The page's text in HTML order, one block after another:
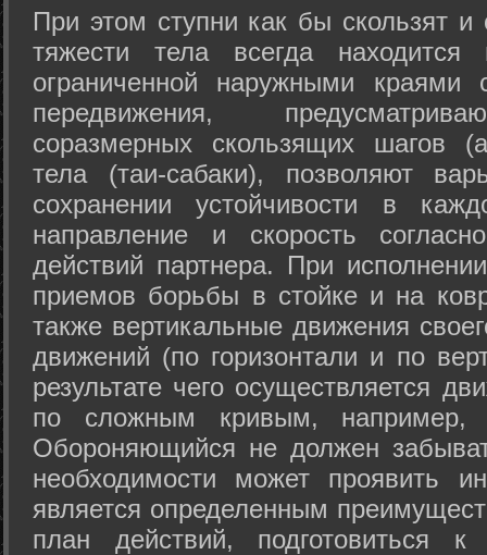
При этом ступни как бы скользят
тяжести тела всегда
ограниченной наружными краями
передвижения,
соразмерных скользящих шагов
тела (таи-сабаки), позволяют
сохранении устойчивости в
направление и скорость
действий партнера. При
приемов борьбы в стойке и на
также вертикальные движения
движений (по горизонтали и по
результате чего осуществляется
по сложным кривым, например,
Обороняющийся не должен
необходимости может проявить
является определенным
план действий, подготовиться